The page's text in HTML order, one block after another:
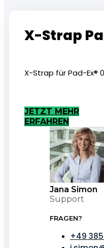
X-Strap
X-Strap für Pad-Ex®
JETZT MEHR
ERFAHREN
Jana Simon
Support
FRAGEN?
+49